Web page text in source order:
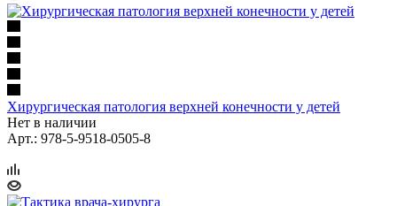
Хирургическая патология верхней конечности у детей
Нет в наличии
Арт.: 978-5-9518-0505-8